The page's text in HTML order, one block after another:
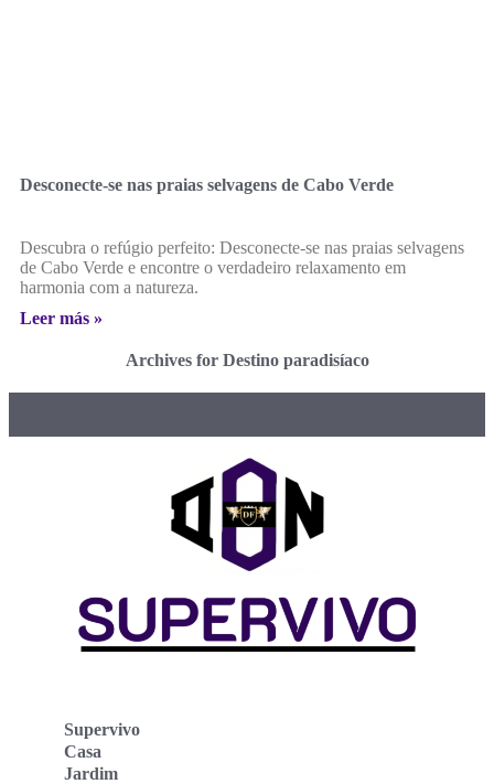
Desconecte-se nas praias selvagens de Cabo Verde
Descubra o refúgio perfeito: Desconecte-se nas praias selvagens
de Cabo Verde e encontre o verdadeiro relaxamento em
harmonia com a natureza.
Leer más »
Archives for Destino paradisíaco
Supervivo
Casa
Jardim